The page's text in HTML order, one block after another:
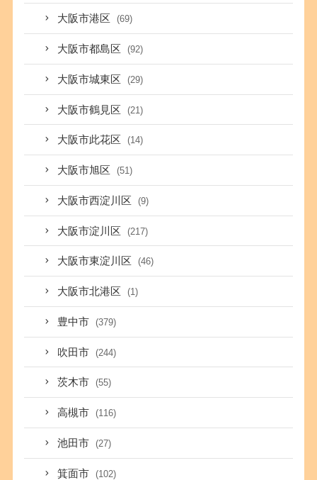
大阪市港区 (69)
大阪市都島区 (92)
大阪市城東区 (29)
大阪市鶴見区 (21)
大阪市此花区 (14)
大阪市旭区 (51)
大阪市西淀川区 (9)
大阪市淀川区 (217)
大阪市東淀川区 (46)
大阪市北港区 (1)
豊中市 (379)
吹田市 (244)
茨木市 (55)
高槻市 (116)
池田市 (27)
箕面市 (102)